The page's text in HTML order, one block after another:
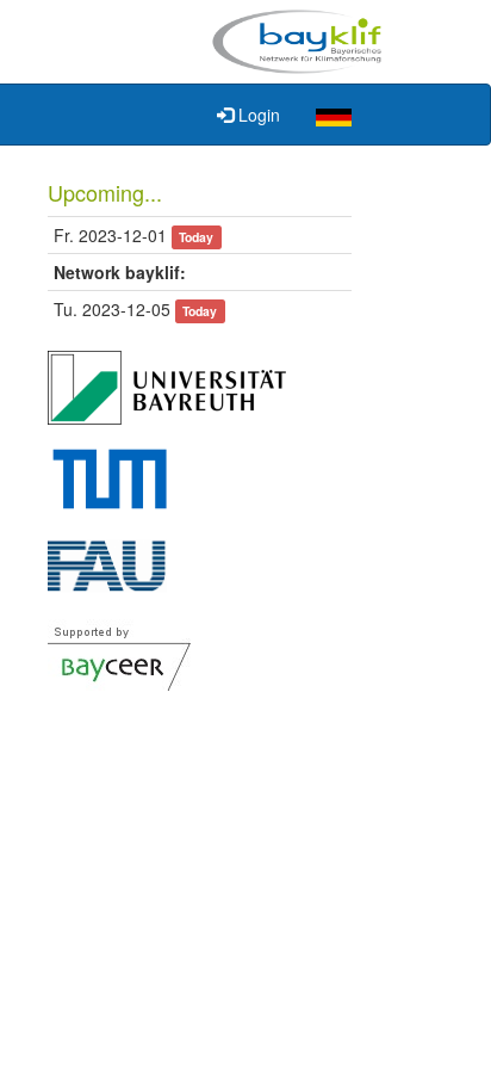
Login
Upcoming...
Fr. 2023-12-01 Today
Network bayklif:
Tu. 2023-12-05
Today